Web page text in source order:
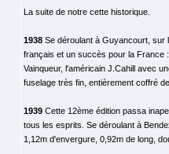
La suite de notre cette historique.
1938 Se déroulant à Guyancourt, sur
français et un succès pour la France
Vainqueur, l'américain J.Cahill avec
fuselage très fin, entièrement coffré
1939 Cette 12ème édition passa
tous les esprits. Se déroulant à
1,12m d'envergure, 0,92m de long,